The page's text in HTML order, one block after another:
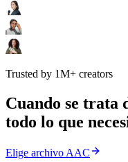
Trusted by 1M+ creators
Cuando se trata
todo lo que
Elige archivo AAC